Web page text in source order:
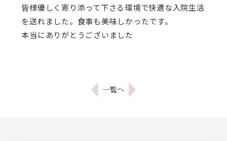
皆様優しく寄り添って下さる環境で快適な入院生活
を送れました。食事も美味しかったです。
本当にありがとうございました
一覧へ